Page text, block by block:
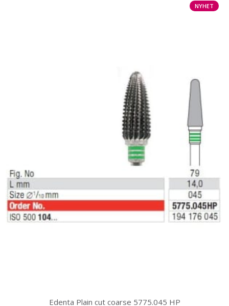
NYHET
Edenta Plain cut coarse 5775.045 HP